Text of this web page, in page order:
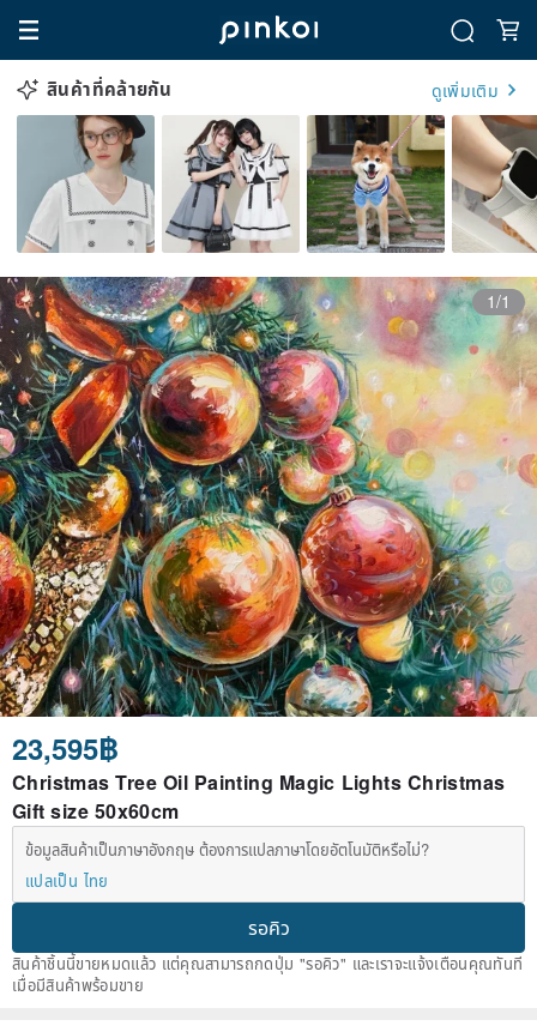
สินค้าที่คล้ายกัน ดูเพิ่มเติม
1/1
23,595฿
Christmas Tree Oil Painting Magic Lights Christmas
Gift size 50x60cm
ข้อมูลสินค้าเป็นภาษาอังกฤษ ต้องการแปลภาษาโดยอัตโนมัติหรือไม่?
แปลเป็น ไทย
รอคิว
สินค้าชิ้นนี้ขายหมดแล้ว แต่คุณสามารถกดปุ่ม "รอคิว" และเราจะแจ้งเตือนคุณทันที
เมื่อมีสินค้าพร้อมขาย